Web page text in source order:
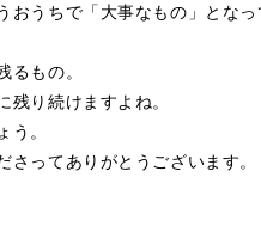
うちで「大事なもの」とな
るもの。
り続けますよね。
う。
ってありがとうございます。